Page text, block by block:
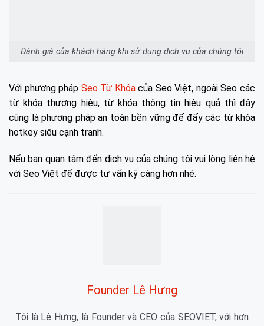
Đánh giá của khách hàng khi sử dụng dịch vụ của chúng tôi
Với phương pháp Seo Từ Khóacủa Seo Việt, ngoài Seo các
từ khóa thương hiệu, từ khóa thông tin hiệu quả thì đây
cũng là phương pháp an toàn bền vững để đẩy các từ khóa
hotkey siêu cạnh tranh.
Nếu bạn quan tâm đến dịch vụ của chúng tôi vui lòng liên hệ
với Seo Việt để được tư vấn kỹ càng hơn nhé.
Founder Lê Hưng
Tôi là Lê Hưng, là Founder và CEO của SEOVIET, với hơn